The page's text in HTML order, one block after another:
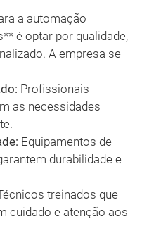
a automação
é optar por qualidade,
A empresa se
Profissionais
as necessidades
Equipamentos de
durabilidade e
treinados que
cuidado e atenção aos